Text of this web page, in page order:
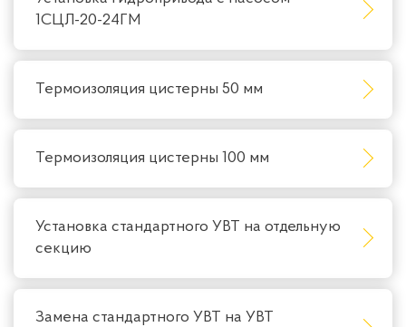
1СЦЛ-20-24ГМ
Термоизоляция цистерны 50 мм
Термоизоляция цистерны 100 мм
Установка стандартного УВТ на отдельную
секцию
Замена стандартного УВТ на УВТ